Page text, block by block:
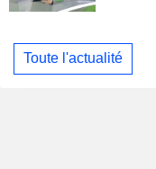
Toute l'actualité